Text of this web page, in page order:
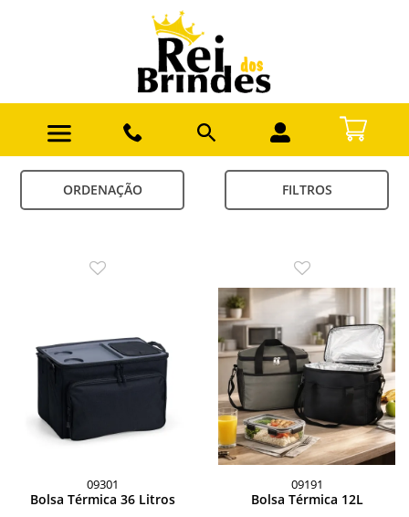
ORDENAÇÃO FILTROS
09301
Bolsa Térmica 36 Litros
09191
Bolsa Térmica 12L